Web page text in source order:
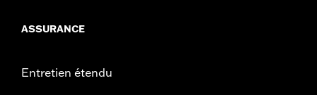
ASSURANCE
Entretien étendu